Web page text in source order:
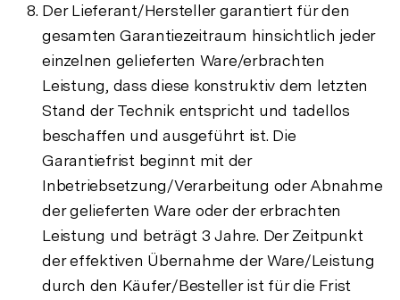
Der Lieferant/Hersteller garantiert für den
gesamten Garantiezeitraum hinsichtlich jeder
einzelnen gelieferten Ware/erbrachten
Leistung, dass diese konstruktiv dem letzten
Stand der Technik entspricht und tadellos
beschaffen und ausgeführt ist. Die
Garantiefrist beginnt mit der
Inbetriebsetzung/Verarbeitung oder Abnahme
der gelieferten Ware oder der erbrachten
Leistung und beträgt 3 Jahre. Der Zeitpunkt
der effektiven Übernahme der Ware/Leistung
durch den Käufer/Besteller ist für die Frist